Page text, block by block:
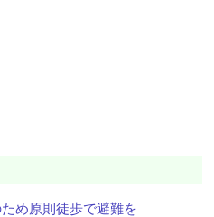
め原則徒歩で避難を